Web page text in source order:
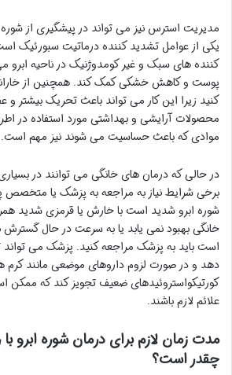
مدیریت استرس نیز می تواند در پیشگیری از
یکی از عوامل تشدید کننده درماتیت سبورئیک
کننده های سبک و غیر کومدوژنیک در ناحیه ابرو
پوست و کاهش خشکی کمک کند. همچنین از
کنید زیرا این کار می تواند باعث تحریک بیشتر
محصولات آرایشی و بهداشتی مورد استفاده در
موادی که باعث حساسیت می شوند نیز مهم است.
در حالی که درمان های خانگی می توانند در بسیاری
برخی شرایط نیاز به مراجعه به پزشک یا متخصص
شوره ابرو شدید است با خارش یا قرمزی شدید
خانگی بهبود نمی یابد یا به سرعت در حال
است باید به پزشک مراجعه کنید. پزشک می
دهد و در صورت لزوم داروهای موضعی مانند کرم
کورتیکواستروئیدهای ضعیف تجویز کند که ممکن
علائم لازم باشند.
مدت زمان لازم برای درمان شوره ابرو
چقدر است؟